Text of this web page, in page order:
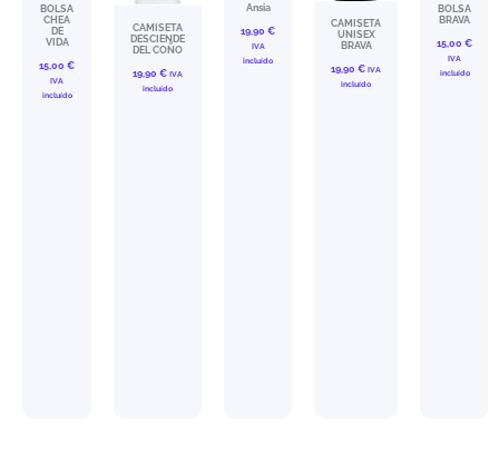
BOLSA
CHEA
DE
VIDA
15,00 €
IVA
incluído
CAMISETA
DESCIENDE
DEL COÑO
19,90 € IVA
incluído
Ansia
19,90 €
IVA
incluído
CAMISETA
UNISEX
BRAVA
19,90 € IVA
incluído
BOLSA
BRAVA
15,00 €
IVA
incluído